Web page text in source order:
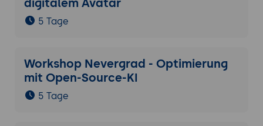
digitalem Avatar
5 Tage
Workshop Nevergrad - Optimierung
mit Open-Source-KI
5 Tage